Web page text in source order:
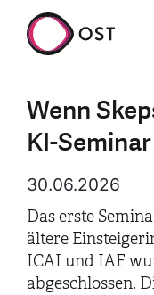
Wenn
KI-
30.06.2026
Das erste
ältere
ICAI und IAF
abgeschlossen.